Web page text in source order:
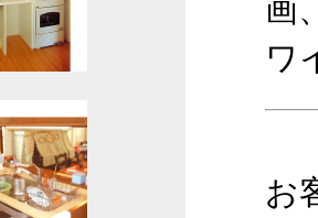
画
ワ
お